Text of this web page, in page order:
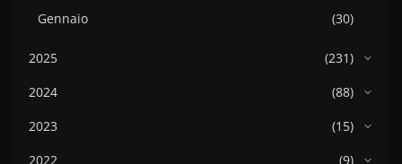
Gennaio
(30)
2025
(231)
2024
(88)
2023
(15)
2022
(9)